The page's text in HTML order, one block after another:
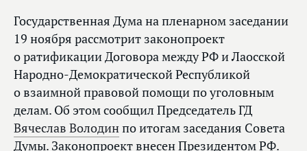
Государственная Дума на пленарном заседании
19 ноября рассмотрит законопроект
о ратификации Договора между РФ и Лаосской
Народно-Демократической Республикой
о взаимной правовой помощи по уголовным
делам. Об этом сообщил Председатель ГД
Вячеслав Володинпо итогам заседания Совета
Думы. Законопроект внесен Президентом РФ.